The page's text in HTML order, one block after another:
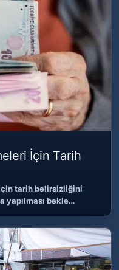
İçin Tarih
tarih belirsizliğini
yapılması bekle…